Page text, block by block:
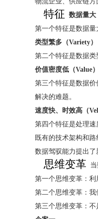
特征 数据量大
第一个特征是数据量
类型繁多（Variety）
第二个特征是数据
价值密度低（Value）
第三个特征是数据
解决的难题。
速度快、时效高（
第四个特征是处理速
既有的技术架构和
数据驾驭能力提出了
思维变革
第一个思维变革：利
第二个思维变革：我
第三个思维变革：不